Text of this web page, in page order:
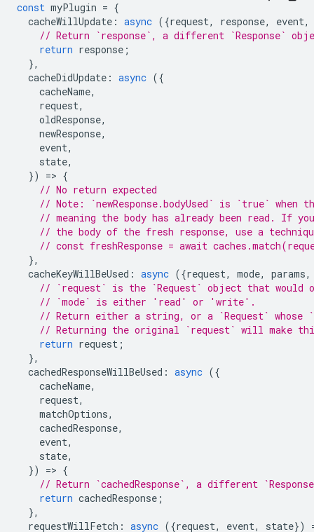
const myPlugin = {
cacheWillUpdate : async ({request, response, event,
// Return `response`, a different `Response`
return response ;
},
cacheDidUpdate : async ({
cacheName,
request,
oldResponse,
newResponse,
event,
state,
})
=> {
// No return expected
// Note: `newResponse.bodyUsed` is `true`
// meaning the body has already been read. If
// the body of the fresh response, use a
// const freshResponse = await
},
cacheKeyWillBeUsed : async ({request, mode, params,
// `request` is the `Request` object that would
// `mode` is either 'read' or 'write'.
// Return either a string, or a `Request` whose
// Returning the original `request` will make
return request ;
},
cachedResponseWillBeUsed : async ({
cacheName,
request,
matchOptions,
cachedResponse,
event,
state,
})
=> {
// Return `cachedResponse`, a different
return cachedResponse ;
},
requestWillFetch : async ({request, event, state})